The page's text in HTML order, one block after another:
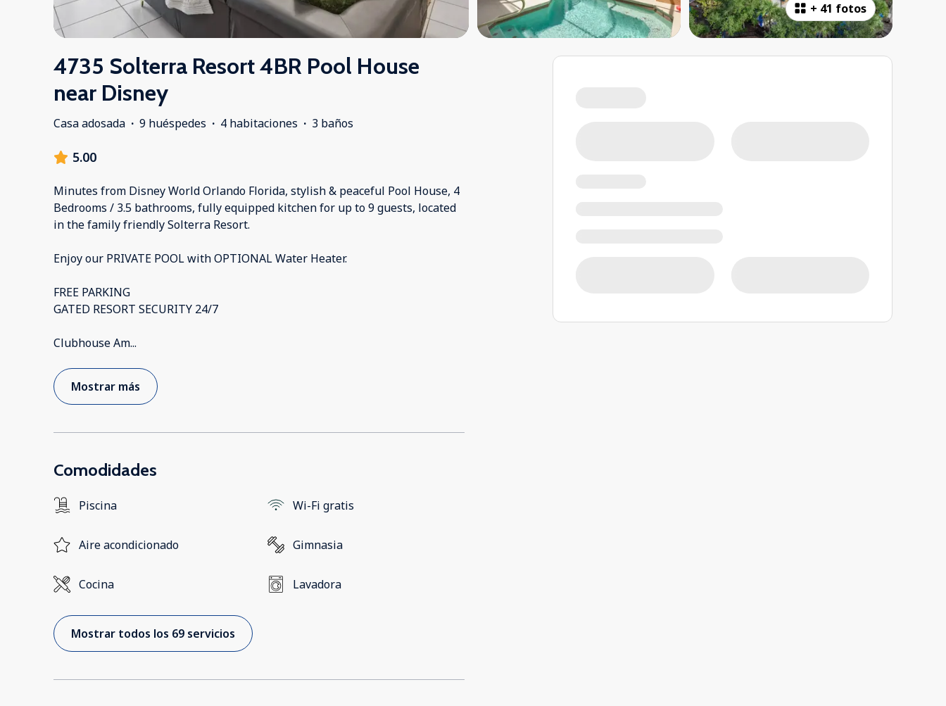
+ 41 fotos
4735 Solterra Resort 4BR Pool House
near Disney
Casa adosada · 9 huéspedes · 4 habitaciones · 3 baños
5.00
Minutes from Disney World Orlando Florida, stylish & peaceful Pool House, 4
Bedrooms / 3.5 bathrooms, fully equipped kitchen for up to 9 guests, located
in the family friendly Solterra Resort.
Enjoy our PRIVATE POOL with OPTIONAL Water Heater.
FREE PARKING
GATED RESORT SECURITY 24/7
Clubhouse Am...
Mostrar más
Comodidades
Piscina Wi-Fi gratis
Aire acondicionado Gimnasia
Cocina Lavadora
Mostrar todos los 69 servicios